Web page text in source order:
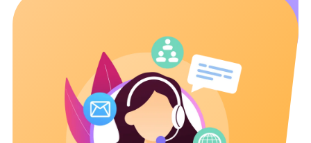
Vejledning i opbygning af dine videoer, hvordan
du finder på idéer og implementerer bedste
Praktiske værktøjer, der hjælper dig med at
producere dit indhold enkelt og effektivt